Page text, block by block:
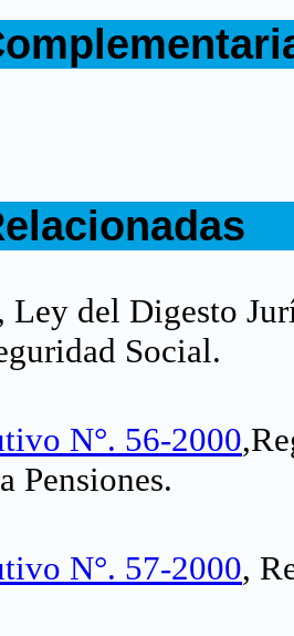
Ley del Digesto
Social.
N°. 56-2000
Pensiones.
N°. 57-2000,